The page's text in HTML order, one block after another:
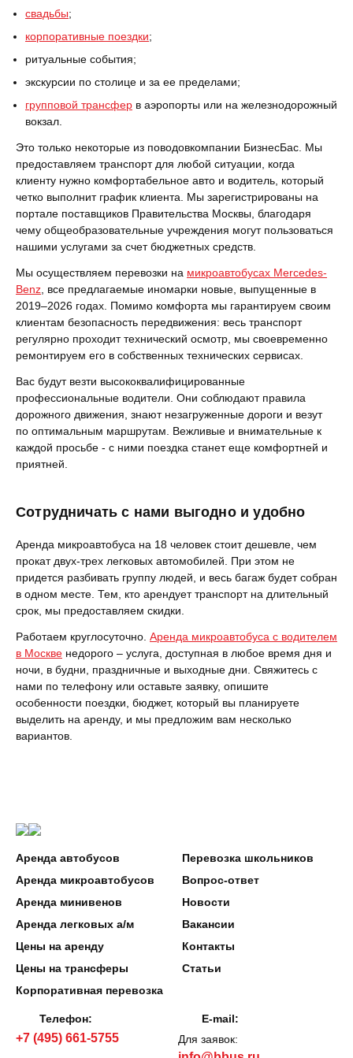
свадьбы;
корпоративные поездки;
ритуальные события;
экскурсии по столице и за ее пределами;
групповой трансфер в аэропорты или на железнодорожный
вокзал.
Это только некоторые из поводовкомпании БизнесБас. Мы
предоставляем транспорт для любой ситуации, когда
клиенту нужно комфортабельное авто и водитель, который
четко выполнит график клиента. Мы зарегистрированы на
портале поставщиков Правительства Москвы, благодаря
чему общеобразовательные учреждения могут пользоваться
нашими услугами за счет бюджетных средств.
Мы осуществляем перевозки на микроавтобусах Mercedes-
Benz, все предлагаемые иномарки новые, выпущенные в
2019–2026 годах. Помимо комфорта мы гарантируем своим
клиентам безопасность передвижения: весь транспорт
регулярно проходит технический осмотр, мы своевременно
ремонтируем его в собственных технических сервисах.
Вас будут везти высококвалифицированные
профессиональные водители. Они соблюдают правила
дорожного движения, знают незагруженные дороги и везут
по оптимальным маршрутам. Вежливые и внимательные к
каждой просьбе - с ними поездка станет еще комфортней и
приятней.
Сотрудничать с нами выгодно и удобно
Аренда микроавтобуса на 18 человек стоит дешевле, чем
прокат двух-трех легковых автомобилей. При этом не
придется разбивать группу людей, и весь багаж будет собран
в одном месте. Тем, кто арендует транспорт на длительный
срок, мы предоставляем скидки.
Работаем круглосуточно. Аренда микроавтобуса с водителем
в Москве недорого – услуга, доступная в любое время дня и
ночи, в будни, праздничные и выходные дни. Свяжитесь с
нами по телефону или оставьте заявку, опишите
особенности поездки, бюджет, который вы планируете
выделить на аренду, и мы предложим вам несколько
вариантов.
Аренда автобусов
Аренда микроавтобусов
Аренда минивенов
Аренда легковых а/м
Цены на аренду
Цены на трансферы
Корпоративная перевозка
Перевозка школьников
Вопрос-ответ
Новости
Вакансии
Контакты
Статьи
Телефон:
+7 (495) 661-5755
E-mail:
Для заявок: